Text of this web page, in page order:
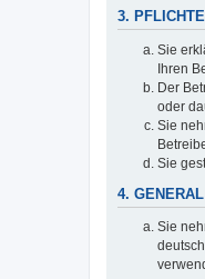
3.
Sie
Ihren
Der
oder
Sie
Sie
4.
Sie